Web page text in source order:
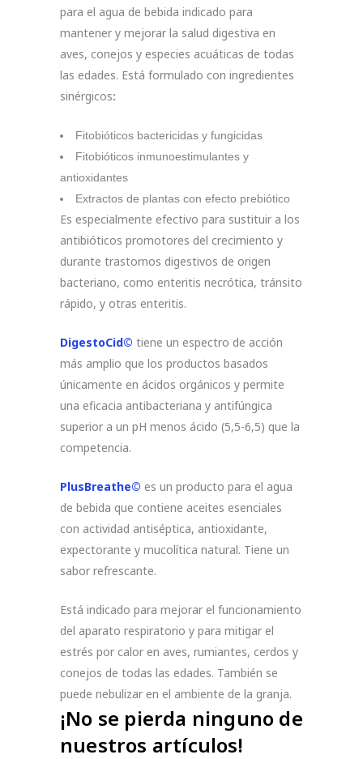
para el agua de bebida indicado para
mantener y mejorar la salud digestiva en
aves, conejos y especies acuáticas de todas
las edades. Está formulado con ingredientes
sinérgicos:
Fitobióticos bactericidas y fungicidas
Fitobióticos inmunoestimulantes y
antioxidantes
Extractos de plantas con efecto prebiótico
Es especialmente efectivo para sustituir a los
antibióticos promotores del crecimiento y
durante trastornos digestivos de origen
bacteriano, como enteritis necrótica, tránsito
rápido, y otras enteritis.
DigestoCid© tiene un espectro de acción
más amplio que los productos basados
únicamente en ácidos orgánicos y permite
una eficacia antibacteriana y antifúngica
superior a un pH menos ácido (5,5-6,5) que la
competencia.
PlusBreathe© es un producto para el agua
de bebida que contiene aceites esenciales
con actividad antiséptica, antioxidante,
expectorante y mucolítica natural. Tiene un
sabor refrescante.
Está indicado para mejorar el funcionamiento
del aparato respiratorio y para mitigar el
estrés por calor en aves, rumiantes, cerdos y
conejos de todas las edades. También se
puede nebulizar en el ambiente de la granja.
¡No se pierda ninguno de
nuestros artículos!